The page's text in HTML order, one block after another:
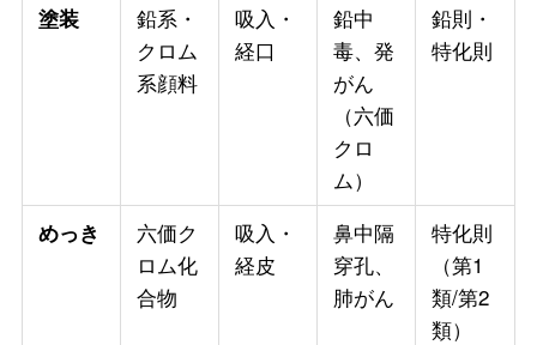
塗装
鉛系・
クロム
系顔料
吸入・
経口
鉛中
毒、発
がん
（六価
クロ
ム）
鉛則・
特化則
めっき
六価ク
ロム化
合物
吸入・
経皮
鼻中隔
穿孔、
肺がん
特化則
（第1
類/第2
類）